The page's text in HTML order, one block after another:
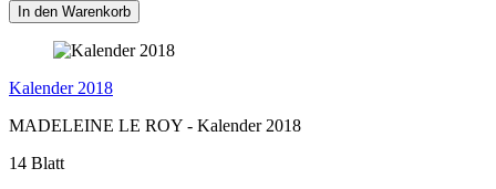
In den Warenkorb
Kalender 2018
MADELEINE LE ROY - Kalender 2018
14 Blatt